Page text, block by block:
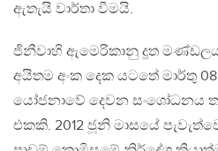
ඇතැයි වාර්තා වීමයි.
ජිනීවාහි ඇමෙරිකානු දූත
අයිතම අංක දෙක යටතේ මාර්තු
යෝජනාවේ දෙවන සංශෝධනය
එකකි. 2012 ජූනි මාසයේ